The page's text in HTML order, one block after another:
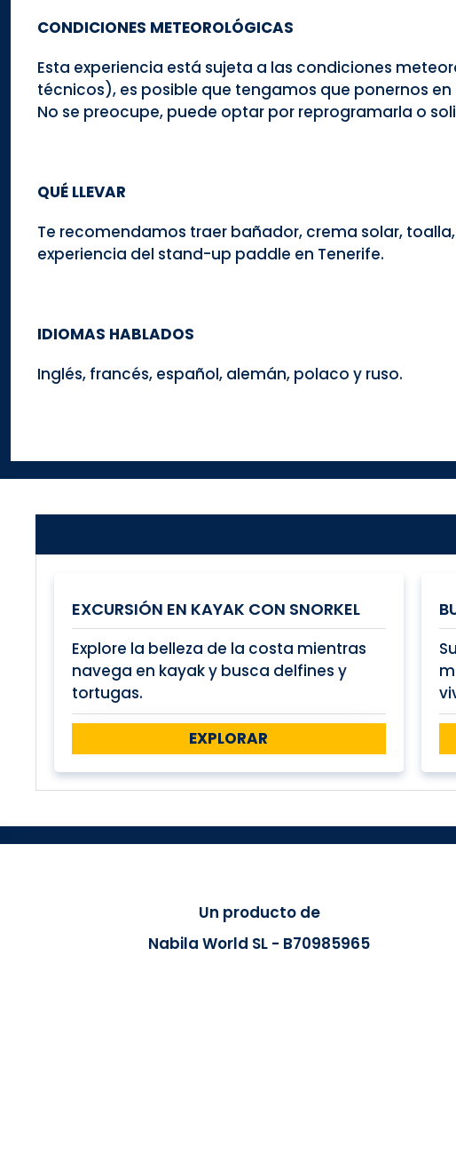
CONDICIONES METEOROLÓGICAS
Esta experiencia está sujeta a las condiciones
técnicos), es posible que tengamos que ponernos
No se preocupe, puede optar por reprogramarla o
QUÉ LLEVAR
Te recomendamos traer bañador, crema solar,
experiencia del stand-up paddle en Tenerife.
IDIOMAS HABLADOS
Inglés, francés, español, alemán, polaco y ruso.
EXCURSIÓN EN KAYAK CON SNORKEL
Explore la belleza de la costa mientras
navega en kayak y busca delfines y
tortugas.
EXPLORAR
Un producto de
Nabila World SL - B70985965